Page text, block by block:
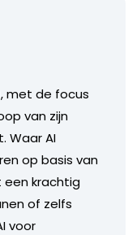
met de focus
van zijn
Waar AI
op basis van
een krachtig
of zelfs
voor